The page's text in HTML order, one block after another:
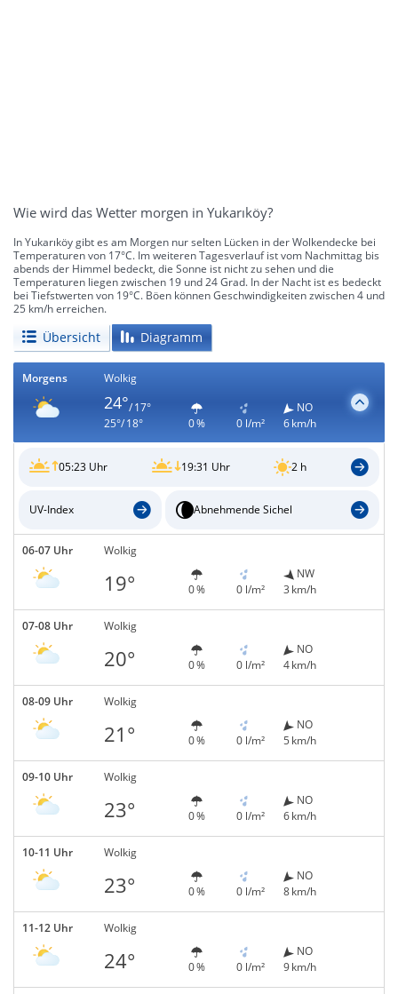
Wie wird das Wetter morgen in Yukarıköy?
In Yukarıköy gibt es am Morgen nur selten Lücken in der Wolkendecke bei
Temperaturen von 17°C. Im weiteren Tagesverlauf ist vom Nachmittag bis
abends der Himmel bedeckt, die Sonne ist nicht zu sehen und die
Temperaturen liegen zwischen 19 und 24 Grad. In der Nacht ist es bedeckt
bei Tiefstwerten von 19°C. Böen können Geschwindigkeiten zwischen 4 und
25 km/h erreichen.
Übersicht Diagramm
Morgens Wolkig
24°/ 17°
25°/ 18°
0 % 0 l/m²
NO
6 km/h
05:23 Uhr 19:31 Uhr 2 h
UV-Index Abnehmende Sichel
06-07 Uhr Wolkig
19° 0 % 0 l/m²
NW
3 km/h
07-08 Uhr Wolkig
20° 0 % 0 l/m²
NO
4 km/h
08-09 Uhr Wolkig
21° 0 % 0 l/m²
NO
5 km/h
09-10 Uhr Wolkig
23° 0 % 0 l/m²
NO
6 km/h
10-11 Uhr Wolkig
23° 0 % 0 l/m²
NO
8 km/h
11-12 Uhr Wolkig
24° 0 % 0 l/m²
NO
9 km/h